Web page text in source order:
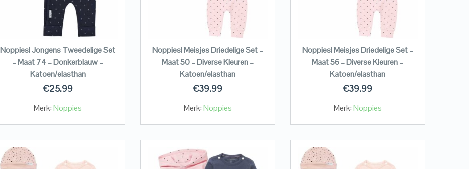
Noppies! Jongens Tweedelige Set
– Maat 74 – Donkerblauw –
Katoen/elasthan
€25.99
Merk:Noppies
Noppies! Meisjes Driedelige Set –
Maat 50 – Diverse Kleuren –
Katoen/elasthan
€39.99
Merk:Noppies
Noppies! Meisjes Driedelige Set –
Maat 56 – Diverse Kleuren –
Katoen/elasthan
€39.99
Merk:Noppies